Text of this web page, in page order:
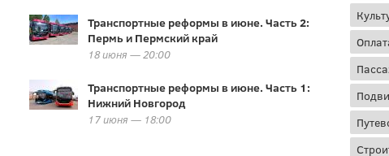
Транспортные реформы в июне. Часть 2:
Пермь и Пермский край
18 июня — 20:00
Транспортные реформы в июне. Часть 1:
Нижний Новгород
17 июня — 18:00